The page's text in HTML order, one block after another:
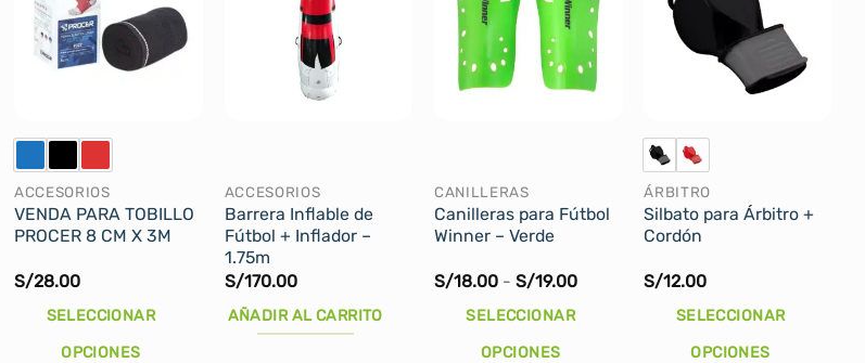
ACCESORIOS
VENDA PARA TOBILLO
PROCER 8 CM X 3M
S/28.00
SELECCIONAR
OPCIONES
ACCESORIOS
Barrera Inflable de
Fútbol + Inflador –
1.75m
S/170.00
AÑADIR AL CARRITO
CANILLERAS
Canilleras para Fútbol
Winner – Verde
S/18.00 - S/19.00Rango
SELECCIONAR
OPCIONES
ÁRBITRO
Silbato para Árbitro +
Cordón
S/12.00
SELECCIONAR
OPCIONES